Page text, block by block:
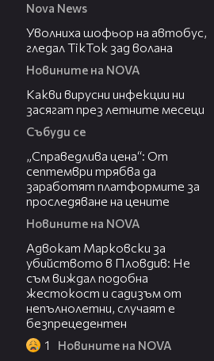
Nova News
Уволниха шофьор на автобус,
гледал TikTok зад волана
Новините на NOVA
Какви вирусни инфекции ни
засягат през летните месеци
Събуди се
„Справедлива цена“: От
септември трябва да
заработят платформите за
проследяване на цените
Новините на NOVA
Адвокат Марковски за
убийството в Пловдив: Не
съм виждал подобна
жестокост и садизъм от
непълнолетни, случаят е
безпрецедентен
1 Новините на NOVA